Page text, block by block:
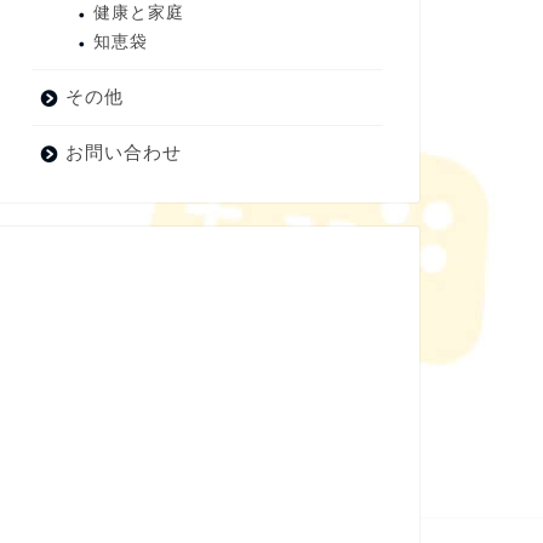
健康と家庭
知恵袋
その他
お問い合わせ